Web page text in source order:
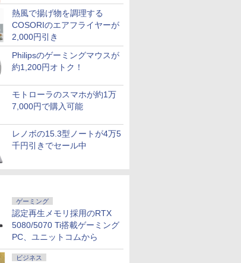
熱風で揚げ物を調理する
COSORIのエアフライヤーが
2,000円引き
Philipsのゲーミングマウスが
約1,200円オトク！
モトローラのスマホが約1万
7,000円で購入可能
レノボの15.3型ノートが4万5
千円引きでセール中
ゲーミング
認定再生メモリ採用のRTX
5080/5070 Ti搭載ゲーミング
PC、ユニットコムから
ビジネス